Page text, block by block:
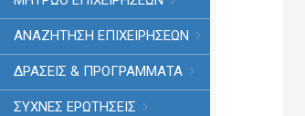
ΑΝΑΖΗΤΗΣΗ ΕΠΙΧΕΙΡΗΣΕΩΝ
ΔΡΑΣΕΙΣ & ΠΡΟΓΡΑΜΜΑΤΑ
ΣΥΧΝΕΣ ΕΡΩΤΗΣΕΙΣ